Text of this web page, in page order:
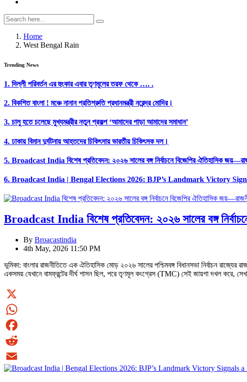
Home
West Bengal Rain
Trending News
1. দিল্লী পরিবর্তন এর হুংকার এবার তৃণমূলের তরফ থেকে …. .
2. বিকশিত বাংলা ! মঞ্চে নানান প্রতিশ্রুতি প্রধানমন্ত্রী নরেন্দ্র মোদির।
3. চালু হতে চলেছে মুখ্যমন্ত্রীর নতুন প্রকল্প ‘আমাদের পাড়া আমাদের সমাধান’
4. ঢাকায় বিমান দুর্ঘটনায় আহতদের চিকিৎসায় ভারতীয় চিকিৎসক দল।
5. Broadcast India বিশেষ প্রতিবেদন: ২০২৬ সালের বঙ্গ নির্বাচনে বিজেপির ঐতিহাসিক
6. Broadcast India | Bengal Elections 2026: BJP’s Landmark Victory
Broadcast India বিশেষ প্রতিবেদন: ২০২৬ সালের বঙ্গ
By Broacastindia
4th May, 2026 11:50 PM
ভূমিকা: বাংলার রাজনীতিতে এক ঐতিহাসিক মোড় ২০২৬ সালের পশ্চিমবঙ্গ বিধানসভা নির্বাচন
একসময় যেখানে বামফ্রন্টের দীর্ঘ শাসন ছিল, পরে তৃণমূল কংগ্রেস (TMC) সেই জায়গা দখল করে,
X
WhatsApp
Facebook
Reddit
Email